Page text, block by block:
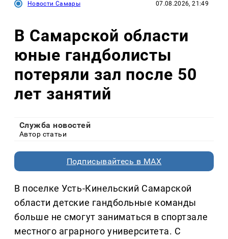
Новости Самары 07.08.2026, 21:49
В Самарской области
юные гандболисты
потеряли зал после 50
лет занятий
Служба новостей
Автор статьи
Подписывайтесь в MAX
В поселке Усть-Кинельский Самарской
области детские гандбольные команды
больше не смогут заниматься в спортзале
местного аграрного университета. С